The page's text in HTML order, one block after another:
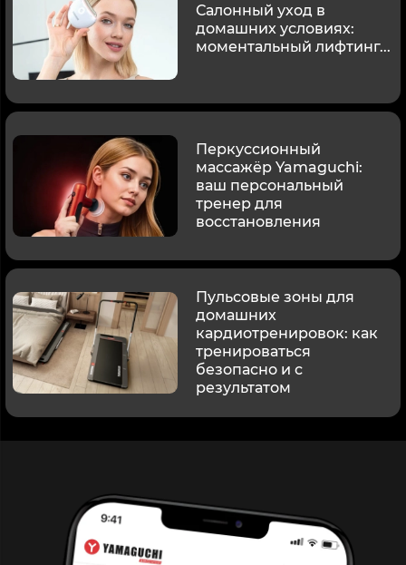
Салонный уход в
домашних условиях:
моментальный лифтинг...
Перкуссионный
массажёр Yamaguchi:
ваш персональный
тренер для
восстановления
Пульсовые зоны для
домашних
кардиотренировок: как
тренироваться
безопасно и с
результатом